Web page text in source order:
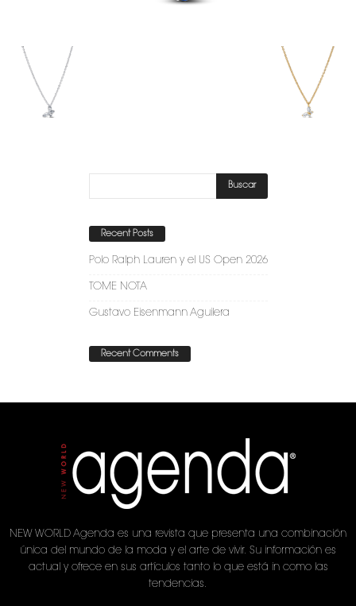
Recent Posts
Polo Ralph Lauren y el US Open 2026
TOME NOTA
Gustavo Eisenmann Aguilera
Recent Comments
NEW WORLD Agenda es una revista que presenta una combinación
única del mundo de la moda y el arte de vivir. Su información es
actual y ofrece en sus artículos tanto lo que está in como las
tendencias.